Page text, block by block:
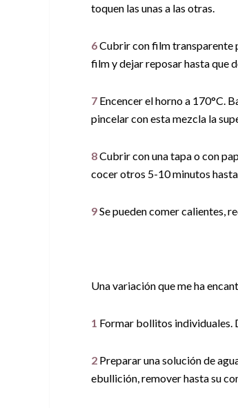
toquen las unas a las otras.
6Cubrir con film transparente
film y dejar reposar hasta que
7 Encencer el horno a 170°C.
pincelar con esta mezcla la
8Cubrir con una tapa o con
cocer otros 5-10 minutos
9Se pueden comer calientes,
Una variación que me ha
1 Formar bollitos individuales.
2 Preparar una solución de
ebullición, remover hasta su